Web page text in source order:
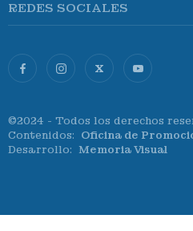
REDES SOCIALES
X
©2024 - Todos los derechos
Contenidos: Oficina de
Desarrollo: Memoria Visual